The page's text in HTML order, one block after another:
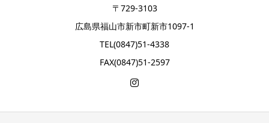
〒729-3103
広島県福山市新市町新市1097-1
TEL(0847)51-4338
FAX(0847)51-2597